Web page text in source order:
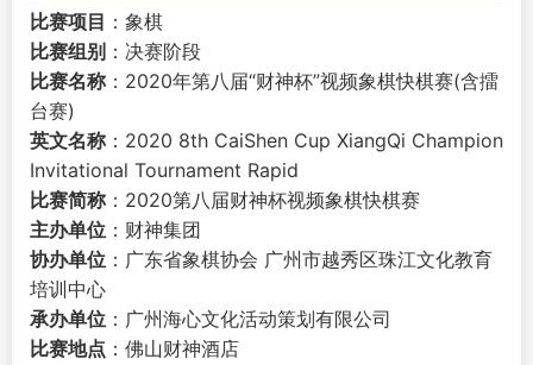
比赛项目 ：象棋
比赛组别 ：决赛阶段
比赛名称 ：2020年第八届“财神杯”视频象棋快棋赛(含擂
台赛)
英文名称 ：2020 8th CaiShen Cup XiangQi Champion
Invitational Tournament Rapid
比赛简称 ：2020第八届财神杯视频象棋快棋赛
主办单位 ：财神集团
协办单位 ：广东省象棋协会 广州市越秀区珠江文化教育
培训中心
承办单位 ：广州海心文化活动策划有限公司
比赛地点 ：佛山财神酒店